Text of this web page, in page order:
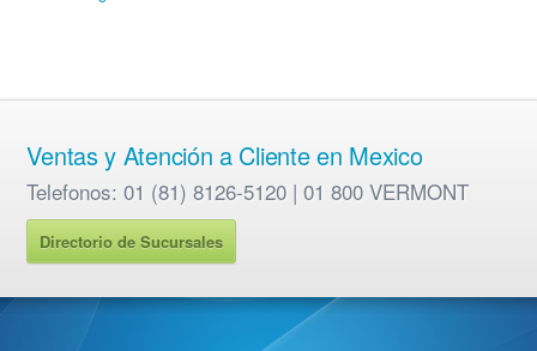
Ventas y Atención a Cliente en Mexico
Telefonos: 01 (81) 8126-5120 | 01 800 VERMONT
Directorio de Sucursales